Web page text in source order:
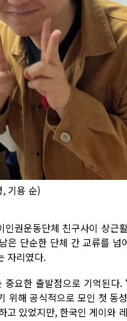
기용 순)
권운동단체 친구사이 상근
은 단순한 단체 간 교류를 넘
자리였다.
요한 출발점으로 기억된다.
위해 공식적으로 모인 첫 동
고 있었지만, 한국인 게이와